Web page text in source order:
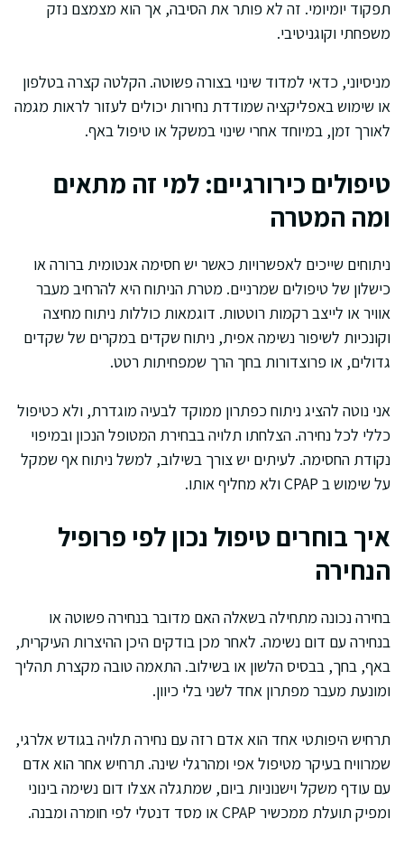
תפקוד יומיומי. זה לא פותר את הסיבה, אך הוא מצמצם נזק
משפחתי וקוגניטיבי.
מניסיוני, כדאי למדוד שינוי בצורה פשוטה. הקלטה קצרה בטלפון
או שימוש באפליקציה שמודדת נחירות יכולים לעזור לראות מגמה
לאורך זמן, במיוחד אחרי שינוי במשקל או טיפול באף.
טיפולים כירורגיים: למי זה מתאים
ומה המטרה
ניתוחים שייכים לאפשרויות כאשר יש חסימה אנטומית ברורה או
כישלון של טיפולים שמרניים. מטרת הניתוח היא להרחיב מעבר
אוויר או לייצב רקמות רוטטות. דוגמאות כוללות ניתוח מחיצה
וקונכיות לשיפור נשימה אפית, ניתוח שקדים במקרים של שקדים
גדולים, או פרוצדורות בחך הרך שמפחיתות רטט.
אני נוטה להציג ניתוח כפתרון ממוקד לבעיה מוגדרת, ולא כטיפול
כללי לכל נחירה. הצלחתו תלויה בבחירת המטופל הנכון ובמיפוי
נקודת החסימה. לעיתים יש צורך בשילוב, למשל ניתוח אף שמקל
על שימוש ב CPAP ולא מחליף אותו.
איך בוחרים טיפול נכון לפי פרופיל
הנחירה
בחירה נכונה מתחילה בשאלה האם מדובר בנחירה פשוטה או
בנחירה עם דום נשימה. לאחר מכן בודקים היכן ההיצרות העיקרית,
באף, בחך, בבסיס הלשון או בשילוב. התאמה טובה מקצרת תהליך
ומונעת מעבר מפתרון אחד לשני בלי כיוון.
תרחיש היפותטי אחד הוא אדם רזה עם נחירה תלויה בגודש אלרגי,
שמרוויח בעיקר מטיפול אפי ומהרגלי שינה. תרחיש אחר הוא אדם
עם עודף משקל וישנוניות ביום, שמתגלה אצלו דום נשימה בינוני
ומפיק תועלת ממכשיר CPAP או מסד דנטלי לפי חומרה ומבנה.